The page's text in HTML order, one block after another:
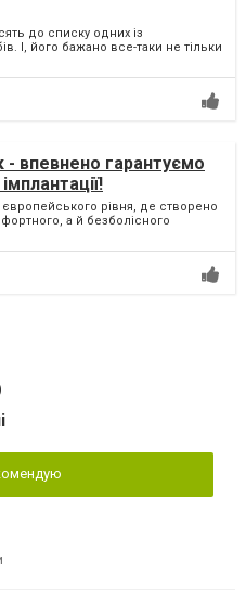
до списку одних із
І, його бажано все-таки не тільки
- впевнено гарантуємо
рівня, де створено
а й безболісного